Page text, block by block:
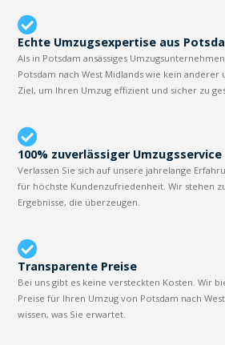
Echte Umzugsexpertise aus
Als in Potsdam ansässiges
Potsdam nach West Midlands wie kein
Ziel, um Ihren Umzug effizient und sicher zu
100% zuverlässiger Umzugsservice
Verlassen Sie sich auf unsere jahrelange
für höchste Kundenzufriedenheit. Wir stehen
Ergebnisse, die überzeugen.
Transparente Preise
Bei uns gibt es keine versteckten Kosten. Wir
Preise für Ihren Umzug von Potsdam nach
wissen, was Sie erwartet.